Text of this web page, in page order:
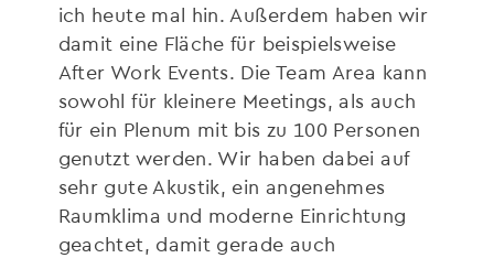
ich heute mal hin. Außerdem haben wir
damit eine Fläche für beispielsweise
After Work Events. Die Team Area kann
sowohl für kleinere Meetings, als auch
für ein Plenum mit bis zu 100 Personen
genutzt werden. Wir haben dabei auf
sehr gute Akustik, ein angenehmes
Raumklima und moderne Einrichtung
geachtet, damit gerade auch